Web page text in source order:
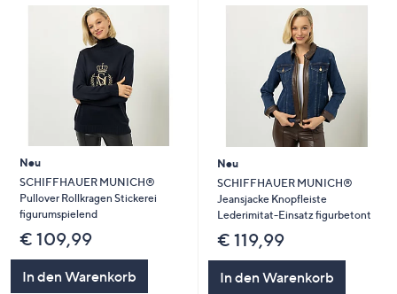
diese
anzuzeigen.
Neu
SCHIFFHAUER MUNICH®
Pullover Rollkragen Stickerei
figurumspielend
€ 109,99
In den Warenkorb
Neu
SCHIFFHAUER MUNICH®
Jeansjacke Knopfleiste
Lederimitat-Einsatz figurbetont
€ 119,99
In den Warenkorb